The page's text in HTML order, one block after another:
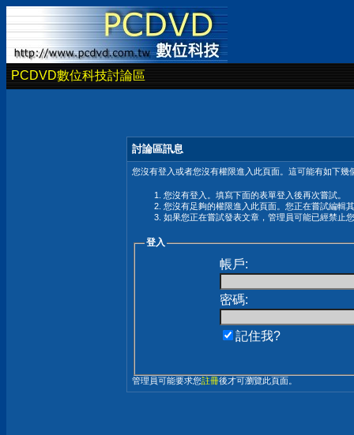
PCDVD數位科技討論區
討論區訊息
您沒有登入或者您沒有權限進入此頁面。這可能有如下幾
您沒有登入。填寫下面的表單登入後再次嘗試。
您沒有足夠的權限進入此頁面。您正在嘗試編輯
如果您正在嘗試發表文章，管理員可能已經禁止
登入
帳戶:
密碼:
記住我?
管理員可能要求您註冊後才可瀏覽此頁面。